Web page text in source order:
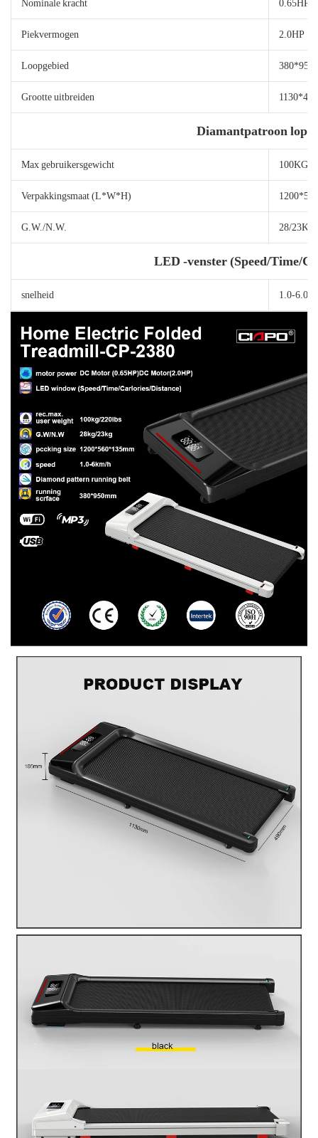
Nominale kracht 0.65HP
Piekvermogen 2.0HP
Loopgebied
Grootte uitbreiden
Diamantpatroon
Max gebruikersgewicht 100KG/
Verpakkingsmaat (L*W*H)
G.W./N.W. 28/23KG
LED -venster (Speed/Time/
snelheid 1.0-6.0